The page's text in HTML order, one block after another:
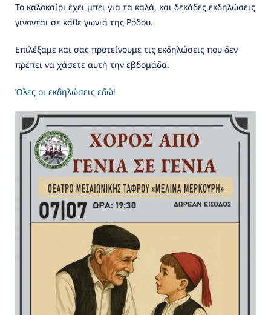
Το καλοκαίρι έχει μπει για τα καλά, και δεκάδες εκδηλώσεις
γίνονται σε κάθε γωνιά της Ρόδου.
Επιλέξαμε και σας προτείνουμε τις εκδηλώσεις που δεν
πρέπει να χάσετε αυτή την εβδομάδα.
Όλες οι εκδηλώσεις εδώ!